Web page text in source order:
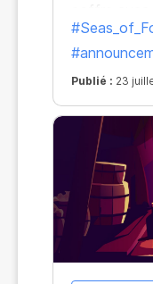
coffre
!
Publié : 23